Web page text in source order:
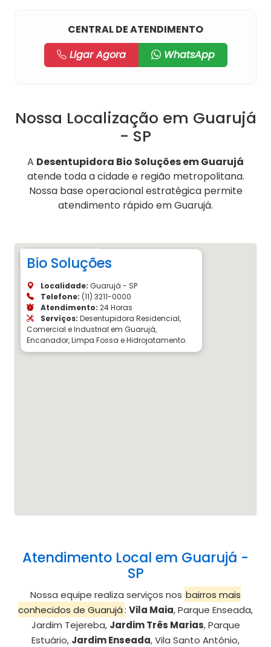
CENTRAL DE ATENDIMENTO
Ligar Agora
WhatsApp
Nossa Localização em Guarujá
- SP
A Desentupidora Bio Soluções em Guarujá
atende toda a cidade e região metropolitana.
Nossa base operacional estratégica permite
atendimento rápido em Guarujá.
Bio Soluções
Localidade: Guarujá - SP
Telefone: (11) 3211-0000
Atendimento: 24 Horas
Serviços: Desentupidora Residencial,
Comercial e Industrial em Guarujá,
Encanador, Limpa Fossa e Hidrojatamento.
Atendimento Local em Guarujá -
SP
Nossa equipe realiza serviços nos bairros mais
conhecidos de Guarujá: Vila Maia, Parque Enseada,
Jardim Tejereba, Jardim Três Marias, Parque
Estuário, Jardim Enseada, Vila Santo Antônio,